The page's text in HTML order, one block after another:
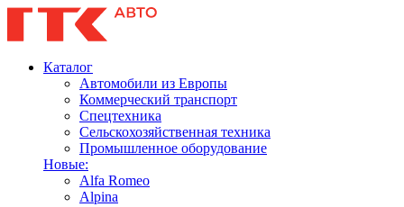
Каталог
Автомобили из Европы
Коммерческий транспорт
Спецтехника
Сельскохозяйственная техника
Промышленное оборудование
Новые:
Alfa Romeo
Alpina